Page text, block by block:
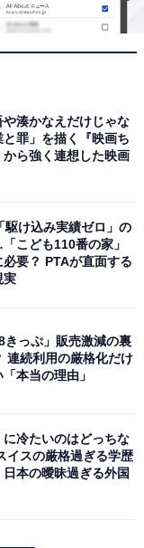
や湊かなえだけじゃな
と罪」を描く『映画ち
から強く連想した映画
駆け込み実績ゼロ」の
こども110番の家」
必要？ PTAが直面する
実
きっぷ」販売激減の裏
連続利用の厳格化だけ
本当の理由」
に冷たいのはどっちな
イスの厳格過ぎる学歴
日本の曖昧過ぎる外国